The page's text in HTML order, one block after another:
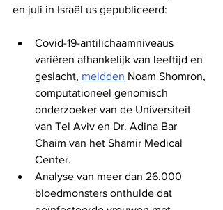
en juli in Israël us gepubliceerd:
Covid-19-antilichaamniveaus
variëren afhankelijk van leeftijd en
geslacht, meldden Noam Shomron,
computationeel genomisch
onderzoeker van de Universiteit
van Tel Aviv en Dr. Adina Bar
Chaim van het Shamir Medical
Center.
Analyse van meer dan 26.000
bloedmonsters onthulde dat